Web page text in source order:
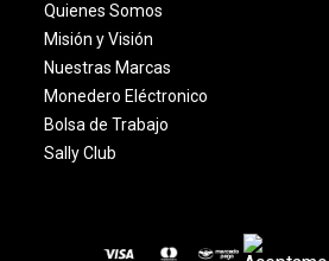
Quienes Somos
Misión y Visión
Nuestras Marcas
Monedero Eléctronico
Bolsa de Trabajo
Sally Club